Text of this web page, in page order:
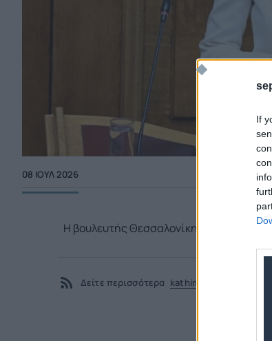
If
08 ΙΟΥΛ 2026
Η βουλευτής Θεσσαλονίκης ενημέρωσε
Δείτε περισσότερα kathimerini.gr - Πολιτική